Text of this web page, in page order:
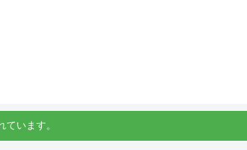
います。